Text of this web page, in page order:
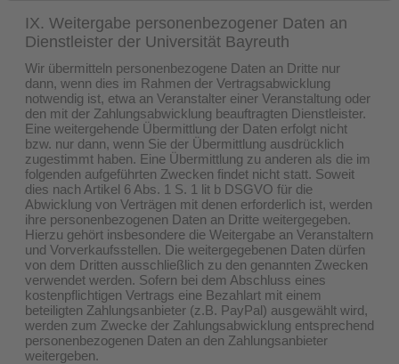
IX. Weitergabe personenbezogener Daten an
Dienstleister der Universität Bayreuth
Wir übermitteln personenbezogene Daten an Dritte nur
dann, wenn dies im Rahmen der Vertragsabwicklung
notwendig ist, etwa an Veranstalter einer Veranstaltung oder
den mit der Zahlungsabwicklung beauftragten Dienstleister.
Eine weitergehende Übermittlung der Daten erfolgt nicht
bzw. nur dann, wenn Sie der Übermittlung ausdrücklich
zugestimmt haben. Eine Übermittlung zu anderen als die im
folgenden aufgeführten Zwecken findet nicht statt. Soweit
dies nach Artikel 6 Abs. 1 S. 1 lit b DSGVO für die
Abwicklung von Verträgen mit denen erforderlich ist, werden
ihre personenbezogenen Daten an Dritte weitergegeben.
Hierzu gehört insbesondere die Weitergabe an Veranstaltern
und Vorverkaufsstellen. Die weitergegebenen Daten dürfen
von dem Dritten ausschließlich zu den genannten Zwecken
verwendet werden. Sofern bei dem Abschluss eines
kostenpflichtigen Vertrags eine Bezahlart mit einem
beteiligten Zahlungsanbieter (z.B. PayPal) ausgewählt wird,
werden zum Zwecke der Zahlungsabwicklung entsprechend
personenbezogenen Daten an den Zahlungsanbieter
weitergeben.